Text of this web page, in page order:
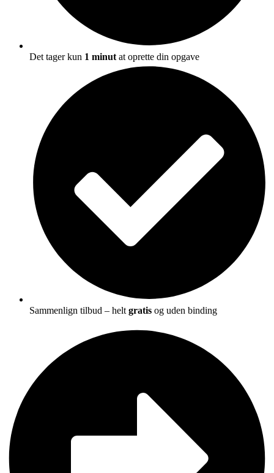
Det tager kun 1 minut at oprette din opgave
Sammenlign tilbud – helt gratis og uden binding